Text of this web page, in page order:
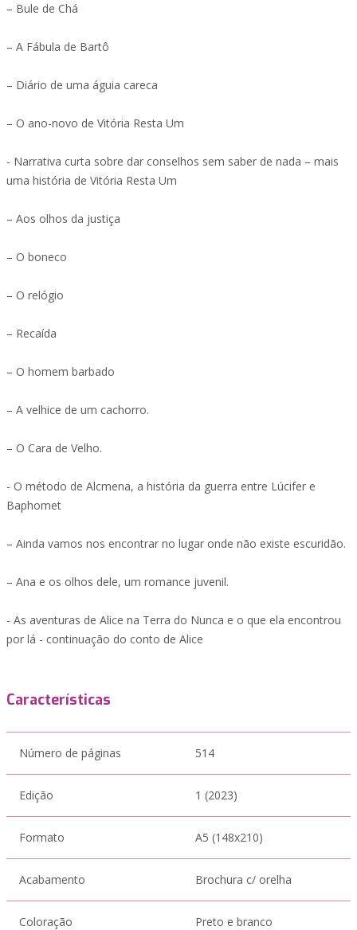
– Bule de Chá
– A Fábula de Bartô
– Diário de uma águia careca
– O ano-novo de Vitória Resta Um
- Narrativa curta sobre dar conselhos sem saber de nada – mais
uma história de Vitória Resta Um
– Aos olhos da justiça
– O boneco
– O relógio
– Recaída
– O homem barbado
– A velhice de um cachorro.
– O Cara de Velho.
- O método de Alcmena, a história da guerra entre Lúcifer e
Baphomet
– Ainda vamos nos encontrar no lugar onde não existe escuridão.
– Ana e os olhos dele, um romance juvenil.
- As aventuras de Alice na Terra do Nunca e o que ela encontrou
por lá - continuação do conto de Alice
Características
Número de páginas 514
Edição 1 (2023)
Formato A5 (148x210)
Acabamento Brochura c/ orelha
Coloração Preto e branco